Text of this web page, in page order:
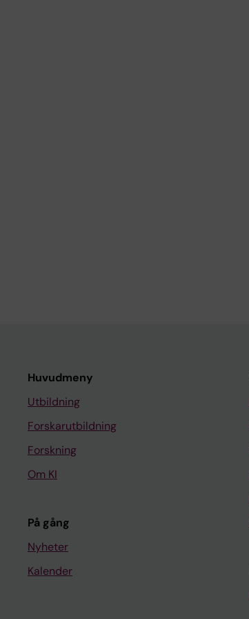
Huvudmeny
Utbildning
Forskarutbildning
Forskning
Om KI
På gång
Nyheter
Kalender